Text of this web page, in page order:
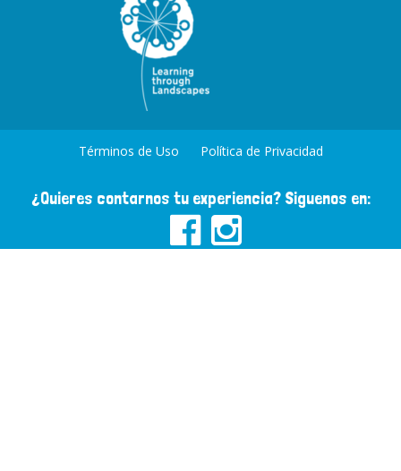
Términos de Uso Política de Privacidad
¿Quieres contarnos tu experiencia? Siguenos en: